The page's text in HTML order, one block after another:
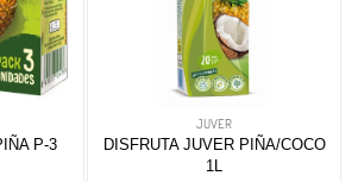
P-3
JUVER
DISFRUTA JUVER PIÑA/COCO
1L